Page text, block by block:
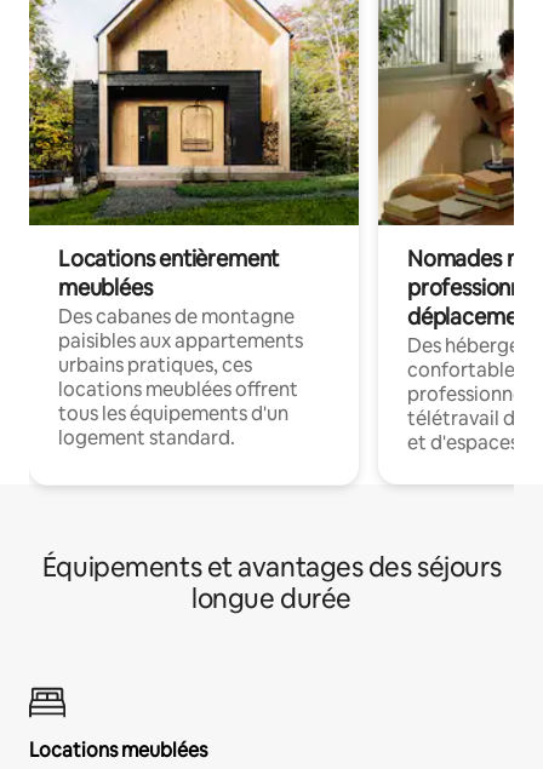
Locations entièrement
meublées
Des cabanes de montagne
paisibles aux appartements
urbains pratiques, ces
locations meublées offrent
tous les équipements d'un
logement standard.
Nomades
déplacement
Des
confortables
professionnels
télétravail
et d'espaces
Équipements et avantages des séjours
longue durée
Locations meublées